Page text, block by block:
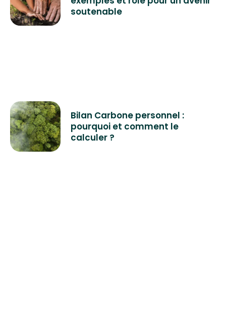
soutenable
Bilan Carbone personnel :
pourquoi et comment le
calculer ?